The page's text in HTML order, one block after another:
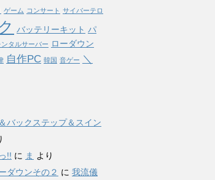
ゲーム コンサート サイバーテロ
バッテリーキット パ
ンタルサーバー ローダウン
自作PC 韓国 音ゲー ＼
バックステップ＆スイン
!! に ま より
ダウンその２ に 我流儀